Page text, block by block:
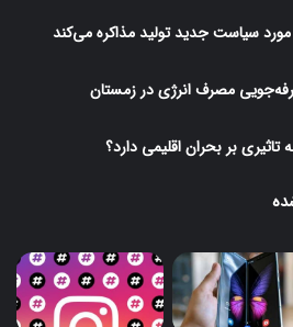
سیاست جدید تولید مذاکره می‌کند
مصرف انرژی در زمستان
بر بحران اقلیمی دارد؟